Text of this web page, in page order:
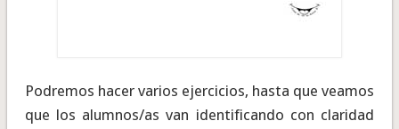
Podremos hacer varios ejercicios, hasta que veamos
que los alumnos/as van identificando con claridad